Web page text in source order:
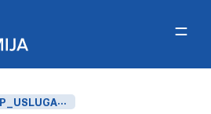
HIPP_USLUGA MEHANIZACIJE-TELEHENDERA, FSK